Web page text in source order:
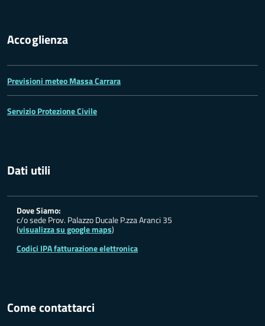
Accoglienza
Previsioni meteo Massa Carrara
Servizio Protezione Civile
Dati utili
Dove Siamo:
c/o sede Prov. Palazzo Ducale P.zza Aranci 35
(visualizza su google maps)
Codici IPA fatturazione elettronica
Come contattarci